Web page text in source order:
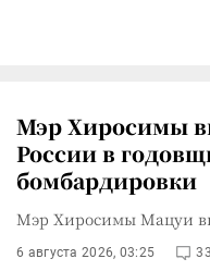
Мэр Хиросимы
России в
бомбардировки
Мэр Хиросимы Мацуи
6 августа 2026, 03:25 33